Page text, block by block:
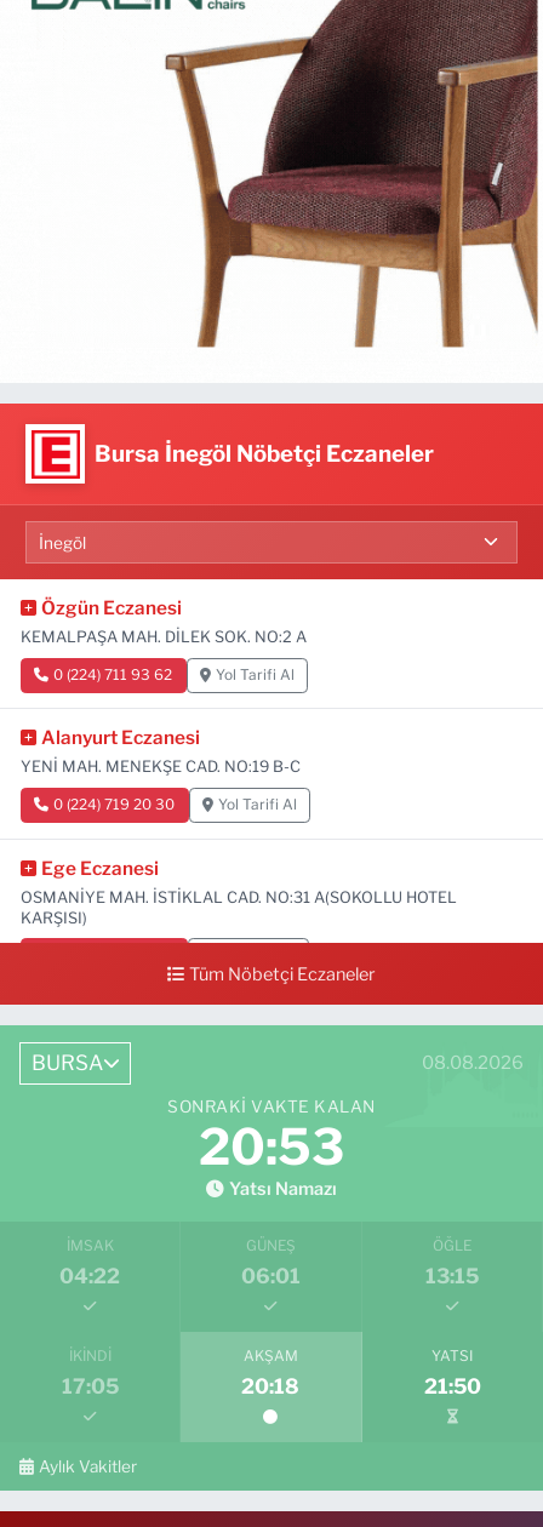
Bursa İnegöl Nöbetçi Eczaneler
Özgün Eczanesi
KEMALPAŞA MAH. DİLEK SOK. NO:2 A
0 (224) 711 93 62 Yol Tarifi Al
Alanyurt Eczanesi
YENİ MAH. MENEKŞE CAD. NO:19 B-C
0 (224) 719 20 30 Yol Tarifi Al
Ege Eczanesi
OSMANİYE MAH. İSTİKLAL CAD. NO:31 A(SOKOLLU HOTEL
KARŞISI)
Tüm Nöbetçi Eczaneler
BURSA 08.08.2026
SONRAKI VAKTE KALAN
20:52
Yatsı Namazı
İMSAK
04:22
GÜNEŞ
06:01
ÖĞLE
13:15
İKINDI
17:05
AKŞAM
20:18
YATSI
21:50
Aylık Vakitler